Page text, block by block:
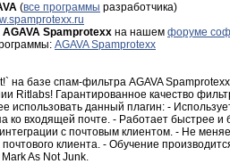
(все программы разработчика)
AGAVA Spamprotexx на нашем форуме
AGAVA Spamprotexx
на базе спам-фильтра AGAVA
Ritlabs! Гарантированное качество
использовать данный плагин: -
ко входящей почте. - Работает быстрее и
с почтовым клиентом. - Не
клиента. - Обучение
As Not Junk.